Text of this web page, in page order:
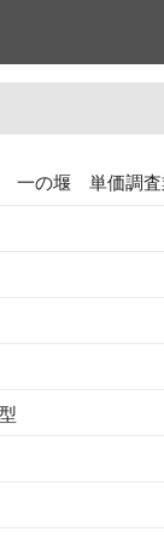
一の堰 単価調査